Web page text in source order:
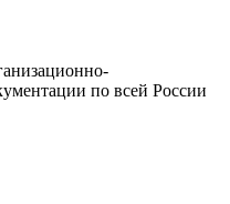
по всей России